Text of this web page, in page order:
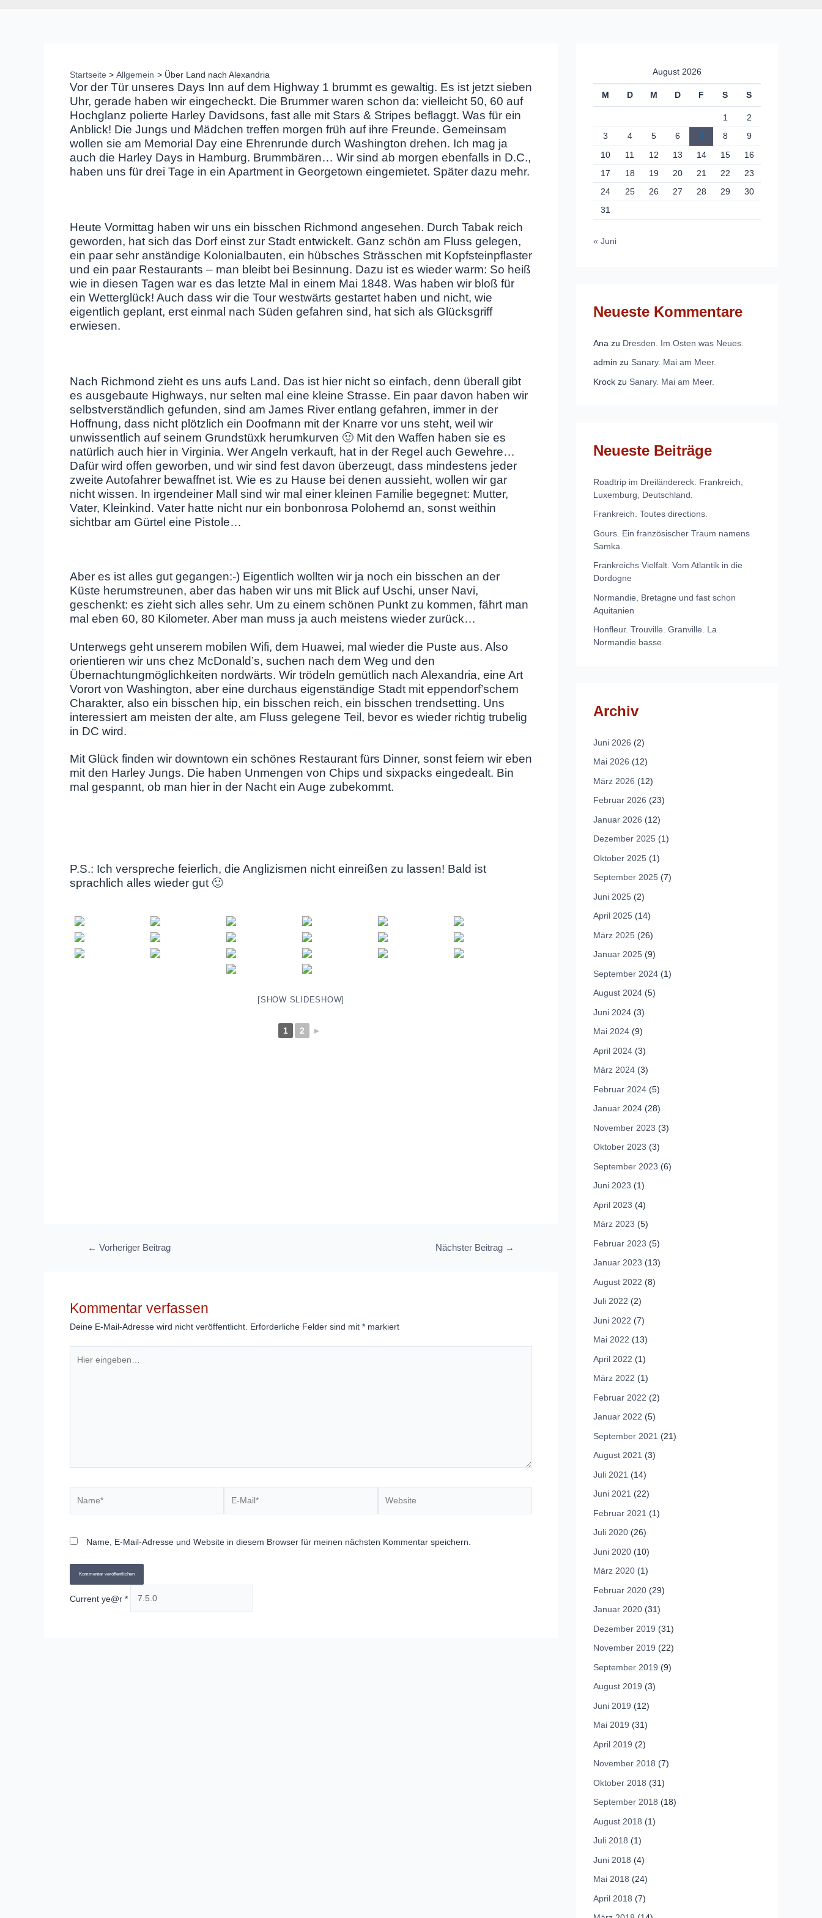
Startseite Allgemein Über Land nach Alexandria
Vor der Tür unseres Days Inn auf dem Highway 1 brummt es gewaltig. Es ist jetzt sieben
Uhr, gerade haben wir eingecheckt. Die Brummer waren schon da: vielleicht 50, 60 auf
Hochglanz polierte Harley Davidsons, fast alle mit Stars & Stripes beflaggt. Was für ein
Anblick! Die Jungs und Mädchen treffen morgen früh auf ihre Freunde. Gemeinsam
wollen sie am Memorial Day eine Ehrenrunde durch Washington drehen. Ich mag ja
auch die Harley Days in Hamburg. Brummbären… Wir sind ab morgen ebenfalls in D.C.,
haben uns für drei Tage in ein Apartment in Georgetown eingemietet. Später dazu mehr.
Heute Vormittag haben wir uns ein bisschen Richmond angesehen. Durch Tabak reich
geworden, hat sich das Dorf einst zur Stadt entwickelt. Ganz schön am Fluss gelegen,
ein paar sehr anständige Kolonialbauten, ein hübsches Strässchen mit Kopfsteinpflaster
und ein paar Restaurants – man bleibt bei Besinnung. Dazu ist es wieder warm: So heiß
wie in diesen Tagen war es das letzte Mal in einem Mai 1848. Was haben wir bloß für
ein Wetterglück! Auch dass wir die Tour westwärts gestartet haben und nicht, wie
eigentlich geplant, erst einmal nach Süden gefahren sind, hat sich als Glücksgriff
erwiesen.
Nach Richmond zieht es uns aufs Land. Das ist hier nicht so einfach, denn überall gibt
es ausgebaute Highways, nur selten mal eine kleine Strasse. Ein paar davon haben wir
selbstverständlich gefunden, sind am James River entlang gefahren, immer in der
Hoffnung, dass nicht plötzlich ein Doofmann mit der Knarre vor uns steht, weil wir
unwissentlich auf seinem Grundstüxk herumkurven 🙂 Mit den Waffen haben sie es
natürlich auch hier in Virginia. Wer Angeln verkauft, hat in der Regel auch Gewehre…
Dafür wird offen geworben, und wir sind fest davon überzeugt, dass mindestens jeder
zweite Autofahrer bewaffnet ist. Wie es zu Hause bei denen aussieht, wollen wir gar
nicht wissen. In irgendeiner Mall sind wir mal einer kleinen Familie begegnet: Mutter,
Vater, Kleinkind. Vater hatte nicht nur ein bonbonrosa Polohemd an, sonst weithin
sichtbar am Gürtel eine Pistole…
Aber es ist alles gut gegangen:-) Eigentlich wollten wir ja noch ein bisschen an der
Küste herumstreunen, aber das haben wir uns mit Blick auf Uschi, unser Navi,
geschenkt: es zieht sich alles sehr. Um zu einem schönen Punkt zu kommen, fährt man
mal eben 60, 80 Kilometer. Aber man muss ja auch meistens wieder zurück…
Unterwegs geht unserem mobilen Wifi, dem Huawei, mal wieder die Puste aus. Also
orientieren wir uns chez McDonald’s, suchen nach dem Weg und den
Übernachtungmöglichkeiten nordwärts. Wir trödeln gemütlich nach Alexandria, eine Art
Vorort von Washington, aber eine durchaus eigenständige Stadt mit eppendorf’schem
Charakter, also ein bisschen hip, ein bisschen reich, ein bisschen trendsetting. Uns
interessiert am meisten der alte, am Fluss gelegene Teil, bevor es wieder richtig trubelig
in DC wird.
Mit Glück finden wir downtown ein schönes Restaurant fürs Dinner, sonst feiern wir eben
mit den Harley Jungs. Die haben Unmengen von Chips und sixpacks eingedealt. Bin
mal gespannt, ob man hier in der Nacht ein Auge zubekommt.
P.S.: Ich verspreche feierlich, die Anglizismen nicht einreißen zu lassen! Bald ist
sprachlich alles wieder gut 🙂
[SHOW SLIDESHOW]
1 2 ►
Beitragsnavigation
← Vorheriger Beitrag Nächster Beitrag →
Kommentar verfassen
Deine E-Mail-Adresse wird nicht veröffentlicht. Erforderliche Felder sind mit * markiert
eingeben…
Mail*
Name, E-Mail-Adresse und Website in diesem Browser für meinen nächsten Kommentar speichern.
Current ye@r *
August 2026
M D M D F S S
1
2
3
4 5 6 7 8
9
10
11 12 13 14 15
16
17
18 19 20 21 22
23
24
25 26 27 28 29
30
31
« Juni
Neueste Kommentare
Ana zu Dresden. Im Osten was Neues.
admin zu Sanary. Mai am Meer.
Krock zu Sanary. Mai am Meer.
Neueste Beiträge
Roadtrip im Dreiländereck. Frankreich,
Luxemburg, Deutschland.
Frankreich. Toutes directions.
Gours. Ein französischer Traum namens
Samka.
Frankreichs Vielfalt. Vom Atlantik in die
Dordogne
Normandie, Bretagne und fast schon
Aquitanien
Honfleur. Trouville. Granville. La
Normandie basse.
Archiv
Juni 2026 (2)
Mai 2026 (12)
März 2026 (12)
Februar 2026 (23)
Januar 2026 (12)
Dezember 2025 (1)
Oktober 2025 (1)
September 2025 (7)
Juni 2025 (2)
April 2025 (14)
März 2025 (26)
Januar 2025 (9)
September 2024 (1)
August 2024 (5)
Juni 2024 (3)
Mai 2024 (9)
April 2024 (3)
März 2024 (3)
Februar 2024 (5)
Januar 2024 (28)
November 2023 (3)
Oktober 2023 (3)
September 2023 (6)
Juni 2023 (1)
April 2023 (4)
März 2023 (5)
Februar 2023 (5)
Januar 2023 (13)
August 2022 (8)
Juli 2022 (2)
Juni 2022 (7)
Mai 2022 (13)
April 2022 (1)
März 2022 (1)
Februar 2022 (2)
Januar 2022 (5)
September 2021 (21)
August 2021 (3)
Juli 2021 (14)
Juni 2021 (22)
Februar 2021 (1)
Juli 2020 (26)
Juni 2020 (10)
März 2020 (1)
Februar 2020 (29)
Januar 2020 (31)
Dezember 2019 (31)
November 2019 (22)
September 2019 (9)
August 2019 (3)
Juni 2019 (12)
Mai 2019 (31)
April 2019 (2)
November 2018 (7)
Oktober 2018 (31)
September 2018 (18)
August 2018 (1)
Juli 2018 (1)
Juni 2018 (4)
Mai 2018 (24)
April 2018 (7)